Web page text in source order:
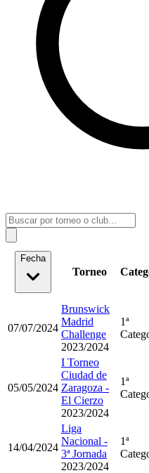
Fecha
Torneo
07/07/2024
Brunswick
Madrid
Challenge
2023/2024
1ª
05/05/2024
I Torneo
Ciudad de
Zaragoza -
El Cierzo
2023/2024
1ª
14/04/2024
Liga
Nacional -
3ª Jornada
2023/2024
1ª